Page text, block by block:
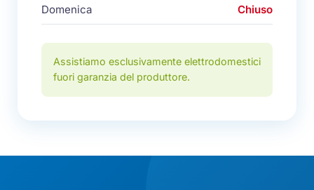
Domenica Chiuso
Assistiamo esclusivamente elettrodomestici
fuori garanzia del produttore.